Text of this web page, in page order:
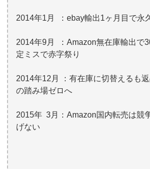
2014年1 月 ：ebay輸出1ヶ月目で永
2014年9月 ：Amazon無在庫輸出で
定ミスで赤字祭り
2014年12 月 ：有在庫に切替えるも
の踏み場ゼロへ
2015年3月：Amazon国内転売は競
げない